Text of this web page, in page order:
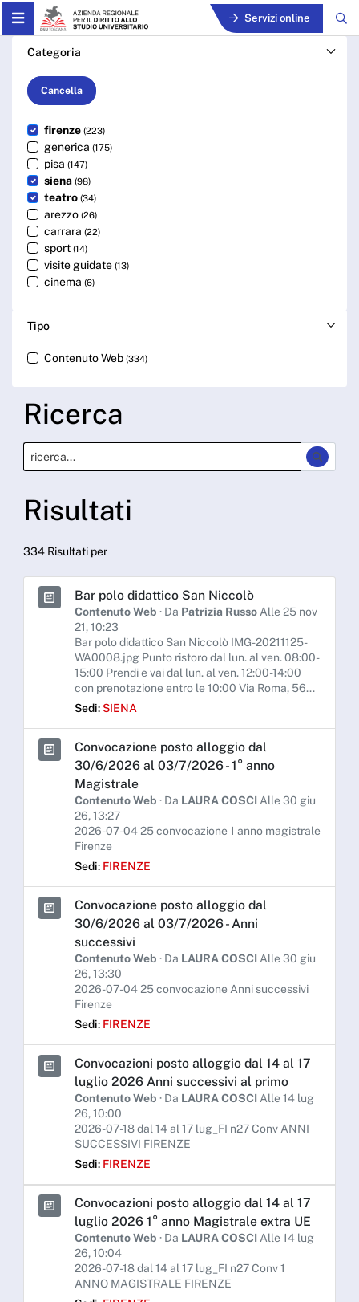
Skip to Main Content Servizi online
Cerca - ARDSU
Categoria
Cancella
firenze (223)
generica (175)
pisa (147)
siena (98)
teatro (34)
arezzo (26)
carrara (22)
sport (14)
visite guidate (13)
cinema (6)
Tipo
Contenuto Web (334)
Ricerca
Risultati
334 Risultati per
Bar polo didattico San Niccolò
Contenuto Web · Da Patrizia Russo Alle 25 nov
21, 10:23
Bar polo didattico San Niccolò IMG-20211125-
WA0008.jpg Punto ristoro dal lun. al ven. 08:00-
15:00 Prendi e vai dal lun. al ven. 12:00-14:00
con prenotazione entro le 10:00 Via Roma, 56...
Sedi:SIENA
Convocazione posto alloggio dal
30/6/2026 al 03/7/2026 - 1° anno
Magistrale
Contenuto Web · Da LAURA COSCI Alle 30 giu
26, 13:27
2026-07-04 25 convocazione 1 anno magistrale
Firenze
Sedi: FIRENZE
Convocazione posto alloggio dal
30/6/2026 al 03/7/2026 - Anni
successivi
Contenuto Web · Da LAURA COSCI Alle 30 giu
26, 13:30
2026-07-04 25 convocazione Anni successivi
Firenze
Sedi: FIRENZE
Convocazioni posto alloggio dal 14 al 17
luglio 2026 Anni successivi al primo
Contenuto Web · Da LAURA COSCI Alle 14 lug
26, 10:00
2026-07-18 dal 14 al 17 lug_FI n27 Conv ANNI
SUCCESSIVI FIRENZE
Sedi: FIRENZE
Convocazioni posto alloggio dal 14 al 17
luglio 2026 1° anno Magistrale extra UE
Contenuto Web · Da LAURA COSCI Alle 14 lug
26, 10:04
2026-07-18 dal 14 al 17 lug_FI n27 Conv 1
ANNO MAGISTRALE FIRENZE